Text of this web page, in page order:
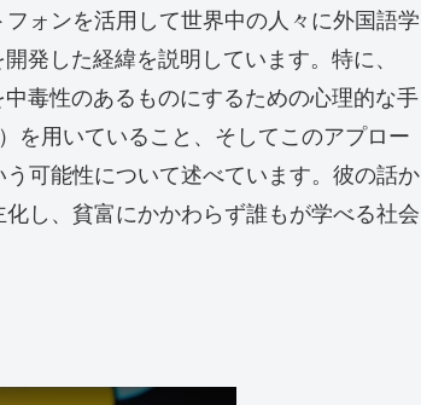
ォンを活用して世界中の人々に外国語学
発した経緯を説明しています。特に、
毒性のあるものにするための心理的な手
を用いていること、そしてこのアプロー
可能性について述べています。彼の話か
し、貧富にかかわらず誰もが学べる社会